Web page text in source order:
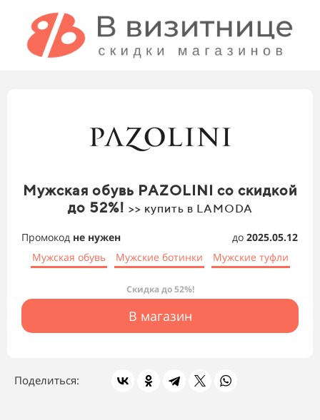
Мужская обувь PAZOLINI со скидкой
до 52%! >> купить в LAMODA
Промокод не нужен до 2025.05.12
Мужская обувь
Мужские ботинки Мужские туфли
Скидка до 52%!
В магазин
Поделиться: